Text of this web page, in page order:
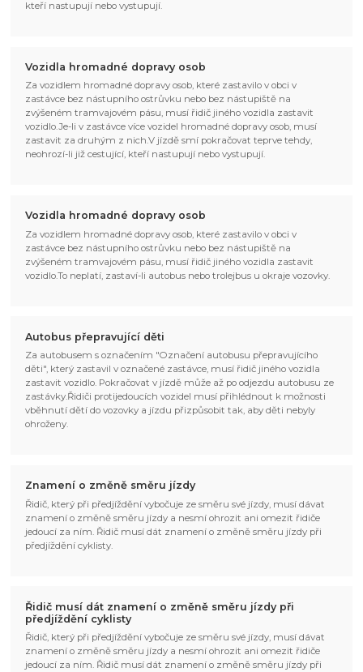
kteří nastupují nebo vystupují.
Vozidla hromadné dopravy osob
Za vozidlem hromadné dopravy osob, které zastavilo v obci v
zastávce bez nástupního ostrůvku nebo bez nástupiště na
zvýšeném tramvajovém pásu, musí řidič jiného vozidla zastavit
vozidlo.Je-li v zastávce více vozidel hromadné dopravy osob, musí
zastavit za druhým z nich.V jízdě smí pokračovat teprve tehdy,
neohrozí-li již cestující, kteří nastupují nebo vystupují.
Vozidla hromadné dopravy osob
Za vozidlem hromadné dopravy osob, které zastavilo v obci v
zastávce bez nástupního ostrůvku nebo bez nástupiště na
zvýšeném tramvajovém pásu, musí řidič jiného vozidla zastavit
vozidlo.To neplatí, zastaví-li autobus nebo trolejbus u okraje vozovky.
Autobus přepravující děti
Za autobusem s označením "Označení autobusu přepravujícího
děti", který zastavil v označené zastávce, musí řidič jiného vozidla
zastavit vozidlo. Pokračovat v jízdě může až po odjezdu autobusu ze
zastávky.Řidiči protijedoucích vozidel musí přihlédnout k možnosti
vběhnutí dětí do vozovky a jízdu přizpůsobit tak, aby děti nebyly
ohroženy.
Znamení o změně směru jízdy
Řidič, který při předjíždění vybočuje ze směru své jízdy, musí dávat
znamení o změně směru jízdy a nesmí ohrozit ani omezit řidiče
jedoucí za ním. Řidič musí dát znamení o změně směru jízdy při
předjíždění cyklisty.
Řidič musí dát znamení o změně směru jízdy při
předjíždění cyklisty
Řidič, který při předjíždění vybočuje ze směru své jízdy, musí dávat
znamení o změně směru jízdy a nesmí ohrozit ani omezit řidiče
jedoucí za ním. Řidič musí dát znamení o změně směru jízdy při